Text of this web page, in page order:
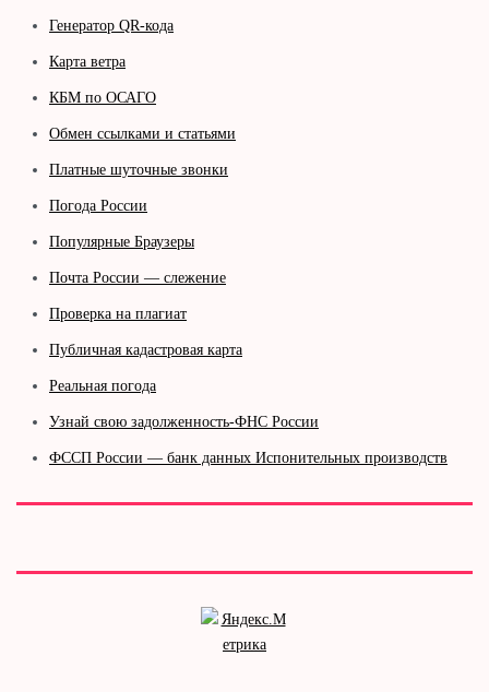
Генератор QR-кода
Карта ветра
КБМ по ОСАГО
Обмен ссылками и статьями
Платные шуточные звонки
Погода России
Популярные Браузеры
Почта России — слежение
Проверка на плагиат
Публичная кадастровая карта
Реальная погода
Узнай свою задолженность-ФНС России
ФССП России — банк данных Испонительных производств